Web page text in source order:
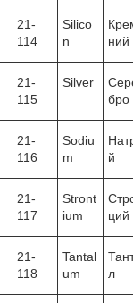
21-
114
Silico
n
ний
21-
115
Silver
бро
21-
116
Sodiu
m
й
21-
117
Stront
ium
ций
21-
118
Tantal
um
л